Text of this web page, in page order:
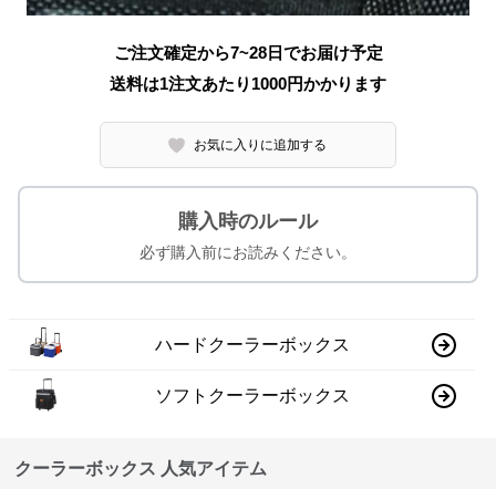
ご注文確定から7~28日でお届け予定
送料は1注文あたり 1000円かかります
お気に入りに追加する
購入時のルール
必ず購入前にお読みください。
ハードクーラーボックス
ソフトクーラーボックス
クーラーボックス 人気アイテム